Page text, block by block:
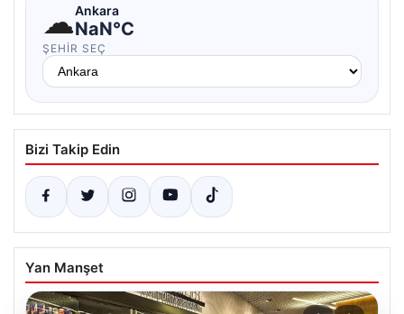
☁Ankara
NaN°C
ŞEHIR SEÇ
Bizi Takip Edin
Yan Manşet